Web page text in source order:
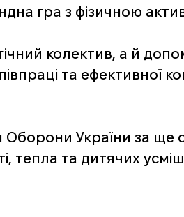
гра з фізичною
колектив, а й
та ефективної
України за ще
тепла та дитячих